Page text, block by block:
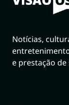
Notícias,
e prestação de